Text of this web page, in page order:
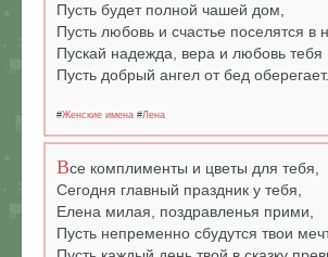
Пусть будет полной чашей дом,
Пусть любовь и счастье поселятся в
Пускай надежда, вера и любовь тебя
Пусть добрый ангел от бед оберегает.
#Женские имена #Лена
Все комплименты и цветы для тебя,
Сегодня главный праздник у тебя,
Елена милая, поздравленья прими,
Пусть непременно сбудутся твои